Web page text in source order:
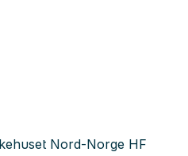
Nord-Norge HF